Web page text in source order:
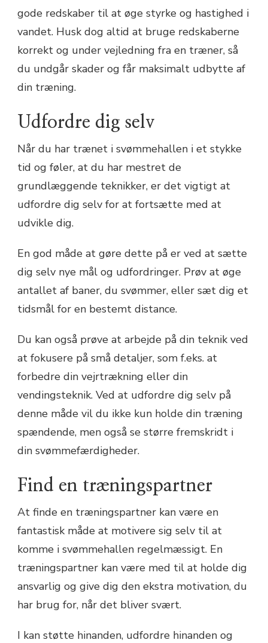
gode redskaber til at øge styrke og hastighed i
vandet. Husk dog altid at bruge redskaberne
korrekt og under vejledning fra en træner, så
du undgår skader og får maksimalt udbytte af
din træning.
Udfordre dig selv
Når du har trænet i svømmehallen i et stykke
tid og føler, at du har mestret de
grundlæggende teknikker, er det vigtigt at
udfordre dig selv for at fortsætte med at
udvikle dig.
En god måde at gøre dette på er ved at sætte
dig selv nye mål og udfordringer. Prøv at øge
antallet af baner, du svømmer, eller sæt dig et
tidsmål for en bestemt distance.
Du kan også prøve at arbejde på din teknik ved
at fokusere på små detaljer, som f.eks. at
forbedre din vejrtrækning eller din
vendingsteknik. Ved at udfordre dig selv på
denne måde vil du ikke kun holde din træning
spændende, men også se større fremskridt i
din svømmefærdigheder.
Find en træningspartner
At finde en træningspartner kan være en
fantastisk måde at motivere sig selv til at
komme i svømmehallen regelmæssigt. En
træningspartner kan være med til at holde dig
ansvarlig og give dig den ekstra motivation, du
har brug for, når det bliver svært.
I kan støtte hinanden, udfordre hinanden og